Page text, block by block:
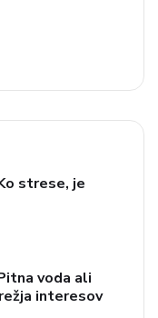
strese, je
voda ali
interesov